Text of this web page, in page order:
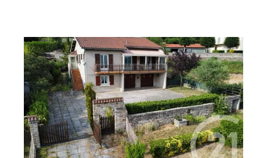
BOULIEU LES ANNONAY 07
143 m2, 6 pièces
Ref : 4874
Maison à vendre
268 000 €
A Boulieu, maison proche de toutes